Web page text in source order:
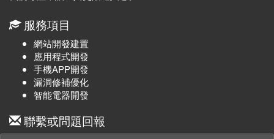
服務項目
網站開發建置
應用程式開發
手機APP開發
漏洞修補優化
智能電器開發
聯繫或問題回報